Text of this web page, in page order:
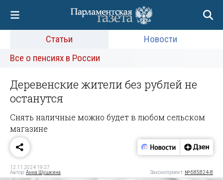
Статьи
Новости
Все о пенсиях в России
Деревенские жители без рублей не
останутся
Снять наличные можно будет в любом сельском
магазине
12.11.2024 19:27
Автор:Анна Шушкина Законопроект: № 685824-8